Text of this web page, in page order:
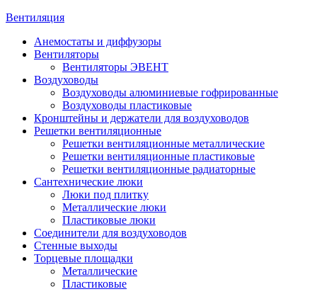
Вентиляция
Анемостаты и диффузоры
Вентиляторы
Вентиляторы ЭВЕНТ
Воздуховоды
Воздуховоды алюминиевые гофрированные
Воздуховоды пластиковые
Кронштейны и держатели для воздуховодов
Решетки вентиляционные
Решетки вентиляционные металлические
Решетки вентиляционные пластиковые
Решетки вентиляционные радиаторные
Сантехнические люки
Люки под плитку
Металлические люки
Пластиковые люки
Соединители для воздуховодов
Стенные выходы
Торцевые площадки
Металлические
Пластиковые